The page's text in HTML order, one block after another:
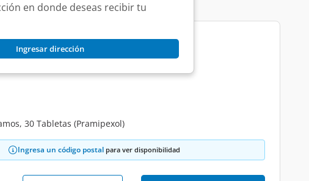
en donde deseas recibir tu
Ingresar dirección
30 Tabletas.
30 Tabletas (Pramipexol)
Ingresa un código postal para ver disponibilidad